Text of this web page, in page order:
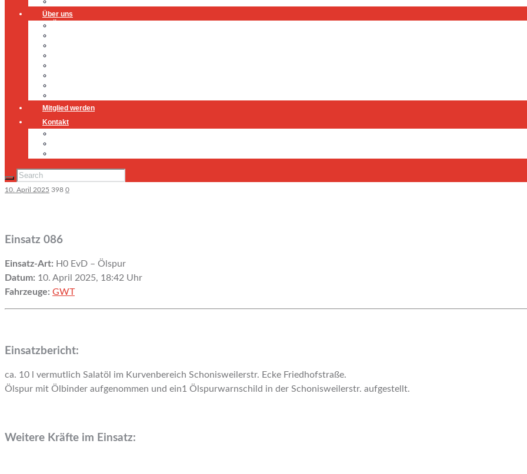
Über uns
Mitglied werden
Kontakt
10. April 2025 398 0
Einsatz 086
Einsatz-Art: H0 EvD – Ölspur
Datum: 10. April 2025, 18:42 Uhr
Fahrzeuge: GWT
Einsatzbericht:
ca. 10 l vermutlich Salatöl im Kurvenbereich Schonisweilerstr. Ecke Friedhofstraße.
Ölspur mit Ölbinder aufgenommen und ein1 Ölspurwarnschild in der Schonisweilerstr. aufgestellt.
Weitere Kräfte im Einsatz: